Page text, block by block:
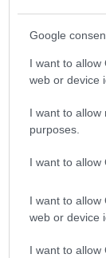
Google
I want to allow
web or device
I want to allow
purposes.
I want to allow
I want to allow
web or device
I want to allow